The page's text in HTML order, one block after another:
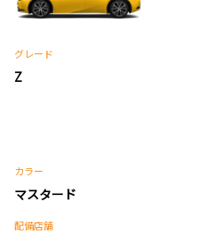
グレード
Z
カラー
マスタード
配備店舗